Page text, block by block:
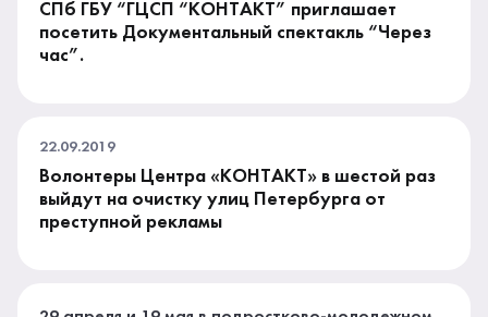
СПб ГБУ “ГЦСП “КОНТАКТ” приглашает
посетить Документальный спектакль “Через
час”.
22.09.2019
Волонтеры Центра «КОНТАКТ» в шестой раз
выйдут на очистку улиц Петербурга от
преступной рекламы